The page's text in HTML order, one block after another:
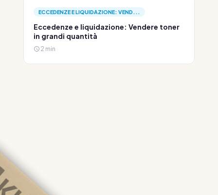
ECCEDENZE E LIQUIDAZIONE: VEND...
Eccedenze e liquidazione: Vendere toner
in grandi quantità
2 min